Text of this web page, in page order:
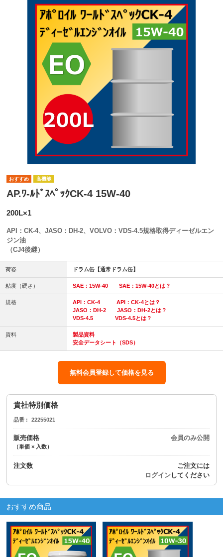
高機能
AP.ﾜ-ﾙﾄﾞｽﾍﾟｯｸCK-4 15W-40
200L×1
API：CK-4、JASO：DH-2、VOLVO：VDS-4.5規格取得ディーゼルエン
ジン油
（CJ4後継）
荷姿 ドラム缶【通常ドラム缶】
粘度（硬さ） SAE：15W-40 SAE：15W-40とは？
規格 API：CK-4
API：CK-4とは？
JASO：DH-2
JASO：DH-2とは？
VDS-4.5
VDS-4.5とは？
資料
製品資料
安全データシート（SDS）
無料会員登録して価格を見る
貴社特別価格
品番 22255021
販売価格
（単価 × 入数）
会員のみ公開
注文数
ご注文には
ログインしてください
おすすめ商品